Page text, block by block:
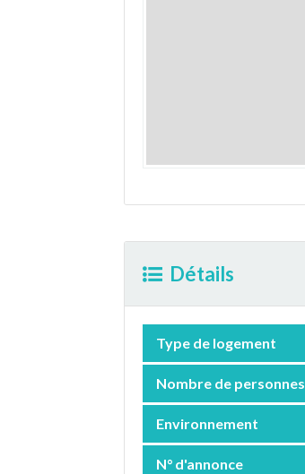
Détails
Type de logement
Nombre de personnes
Environnement
N° d'annonce